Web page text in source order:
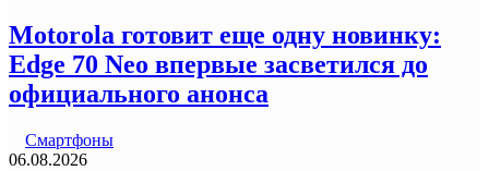
Motorola готовит еще одну новинку:
Edge 70 Neo впервые засветился до
официального анонса
Смартфоны
06.08.2026